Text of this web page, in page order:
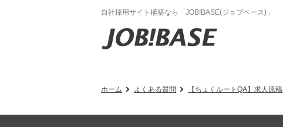
自社採用サイト構築なら「JOB!BASE(ジョブベース)」
ホーム よくある質問 【ちょくルートQA】求人原稿